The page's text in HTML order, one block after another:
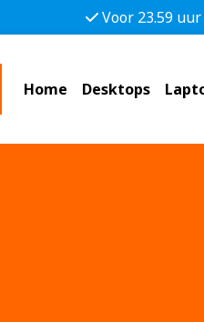
Voor 23.59
Home Desktops